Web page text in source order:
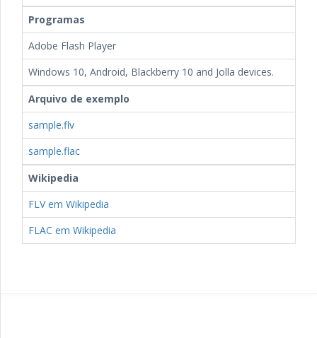
Programas
Adobe Flash Player
Windows 10, Android, Blackberry 10 and Jolla devices.
Arquivo de exemplo
sample.flv
sample.flac
Wikipedia
FLV em Wikipedia
FLAC em Wikipedia